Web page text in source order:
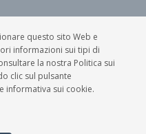
Tutti i Diritti Riservati.
Cookiesquesto sito Web e
informazioni sui tipi di
la nostra Politica sui
clic sul pulsante
informativa sui cookie.